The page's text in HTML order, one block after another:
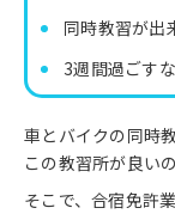
同時教習が出
3週間過ごす
車とバイクの同時
この教習所が良い
そこで、合宿免許